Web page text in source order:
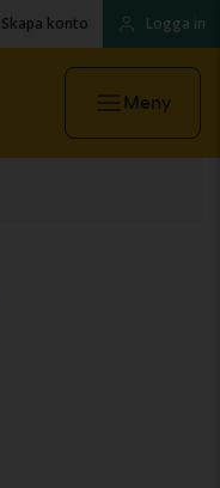
Skapa konto Logga in
Meny